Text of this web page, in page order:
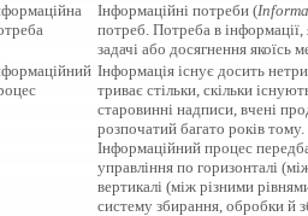
Інформаційні потреби (
потреб. Потреба в
задачі або досягнення якоїсь
Інформація існує досить
триває стільки, скільки
старовинні надписи, вчені
розпочатий багато років тому.
Інформаційний процес
управління по горизонталі
вертикалі (між різними
систему збирання, обробки й